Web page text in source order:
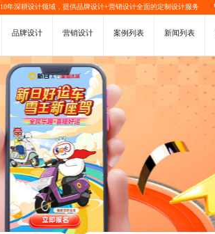
10年深耕设计领域，提供品牌设计+营销设计全面的定制设计服务
品牌设计 营销设计 案例列表 新闻列表